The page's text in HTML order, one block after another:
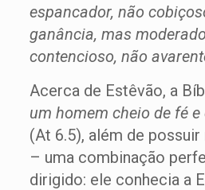
espancador, não
ganância, mas
contencioso, não
Acerca de Estêvão, a
um homem cheio de fé
(At 6.5), além de
– uma combinação
dirigido: ele conhecia a